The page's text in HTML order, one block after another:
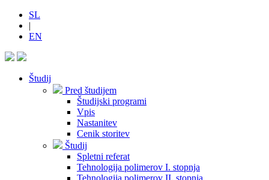
SL
|
EN
Študij
Pred študijem
Študijski programi
Vpis
Nastanitev
Cenik storitev
Študij
Spletni referat
Tehnologija polimerov I. stopnja
Tehnologija polimerov II. stopnja